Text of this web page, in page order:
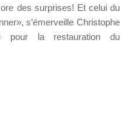
des surprises! Et celui du
s’émerveille Christophe
pour la restauration du